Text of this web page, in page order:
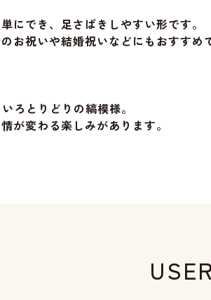
にでき、足さばきしやすい形です。
お祝いや結婚祝いなどにもおすすめ
ろとりどりの縞模様。
が変わる楽しみがあります。